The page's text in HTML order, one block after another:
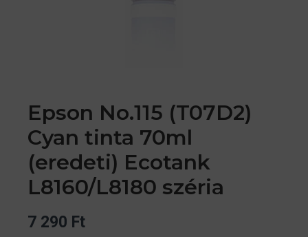
Epson No.115 (T07D2)
Cyan tinta 70ml
(eredeti) Ecotank
L8160/L8180 széria
7 290 Ft